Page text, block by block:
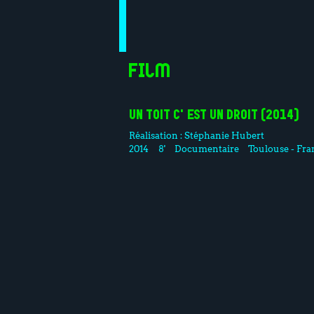
Film
UN TOIT C'EST UN DROIT (2014)
Réalisation :Stéphanie Hubert
2014
8' Documentaire Toulouse -